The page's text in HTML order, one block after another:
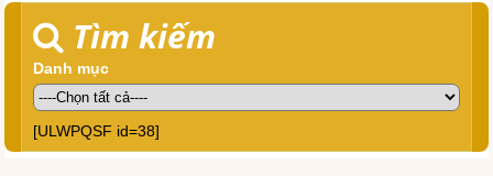
Tìm kiếm
Danh mục
[ULWPQSF id=38]